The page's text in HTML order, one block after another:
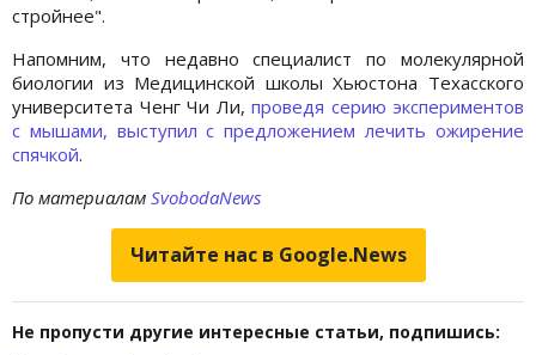
стройнее".
Напомним, что недавно специалист по молекулярной
биологии из Медицинской школы Хьюстона Техасского
университета Ченг Чи Ли, проведя серию экспериментов
с мышами, выступил с предложением лечить ожирение
спячкой.
По материалам SvobodaNews
Читайте нас в Google.News
Не пропусти другие интересные статьи, подпишись: